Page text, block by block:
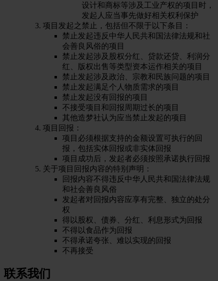
设计和商标等涉及工业产权的项目时，
发起人应当事先做好相关权利保护
项目发起之禁止，包括但不限于以下条目：
禁止发起违反中华人民共和国法律法规和社
会善良风俗的项目
禁止发起涉及股权分红、贷款还贷、利润分
红、版权出售等类型资本运作相关的项目
禁止发起涉及政治、宗教和民族问题的项目
禁止发起满足个人物质需求的项目
禁止发起没有回报的项目
不接受项目和回报周期过长的项目
其他造梦社认为应当禁止发起的项目
项目回报：
项目必须根据支持的金额设置可执行的回
报，包括实体回报或非实体回报
项目成功后，发起者必须按照承诺执行回报
关于项目回报内容的特别声明：
回报内容不得违反中华人民共和国法律法规
和社会善良风俗
发起者对回报内容应享有完整、独立的处分
权
得以股权、债券、分红、利息形式为回报
不得以食品作为回报
不得承诺夸张、难以实现的回报
不再接受
联系我们